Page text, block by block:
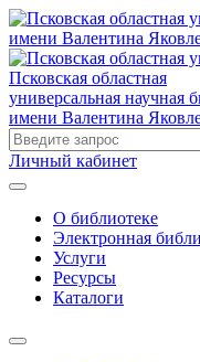
Псковская областная
универсальная научная
имени Валентина
Личный кабинет
О библиотеке
Электронная
Услуги
Ресурсы
Каталоги